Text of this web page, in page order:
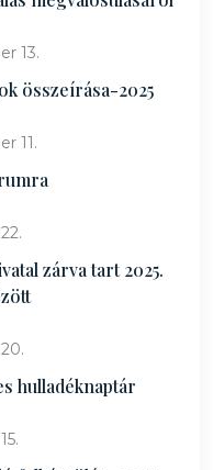
13.
összeírása-2025
11.
zárva tart 2025.
hulladéknaptár